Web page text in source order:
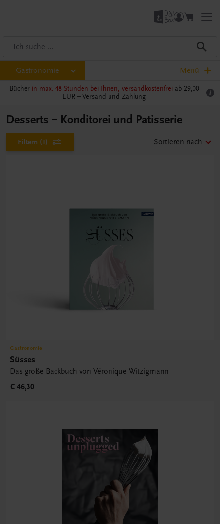
Gastronomie Menü
Bücher in max. 48 Stunden bei Ihnen, versandkostenfrei ab 29,00
EUR – Versand und Zahlung
Desserts – Konditorei und Patisserie
Filtern (1) Sortieren nach
Gastronomie
Süsses
Das große Backbuch von Véronique Witzigmann
€ 46,30